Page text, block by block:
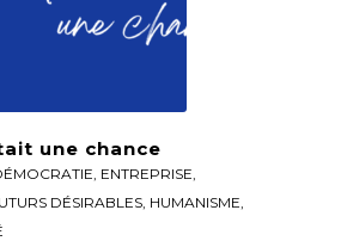
une chance
ENTREPRISE
DÉSIRABLES, HUMANISME